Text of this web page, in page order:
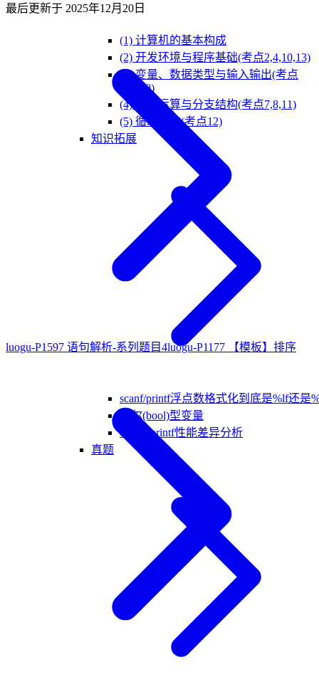
(1) 计算机的基本构成
(2) 开发环境与程序基础(考点2,4,10,13)
(3) 变量、数据类型与输入输出(考点
3,5,6,9)
(4) 逻辑运算与分支结构(考点7,8,11)
(5) 循环结构(考点12)
知识拓展
scanf/printf浮点数格式化到底是%lf还是
布尔(bool)型变量
cout和printf性能差异分析
真题
最后更新于 2025年12月20日
luogu-P1597 语句解析-系列题目4luogu-P1177 【模板】排序